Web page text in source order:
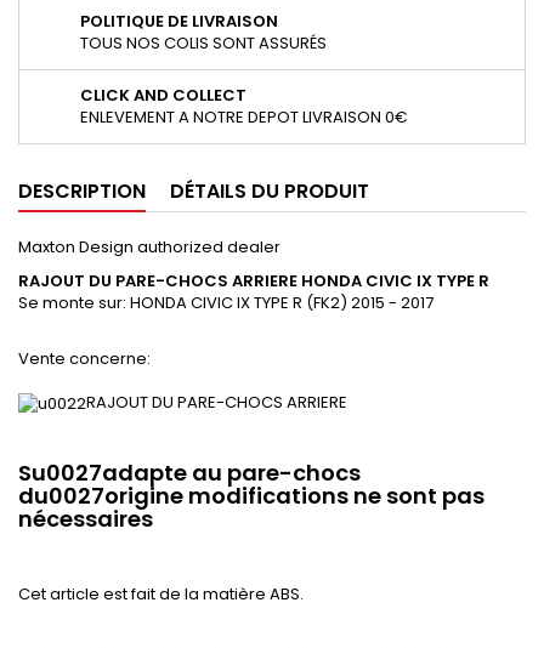
POLITIQUE DE LIVRAISON
TOUS NOS COLIS SONT ASSURÉS
CLICK AND COLLECT
ENLEVEMENT A NOTRE DEPOT LIVRAISON 0€
DESCRIPTION DÉTAILS DU PRODUIT
Maxton Design authorized dealer
RAJOUT DU PARE-CHOCS ARRIERE HONDA CIVIC IX TYPE R
Se monte sur: HONDACIVIC IX TYPE R (FK2) 2015 - 2017
Vente concerne:
RAJOUT DU PARE-CHOCS ARRIERE
Su0027adapte au pare-chocs
du0027origine modifications ne sont pas
nécessaires
Cet article est fait de la matière ABS.